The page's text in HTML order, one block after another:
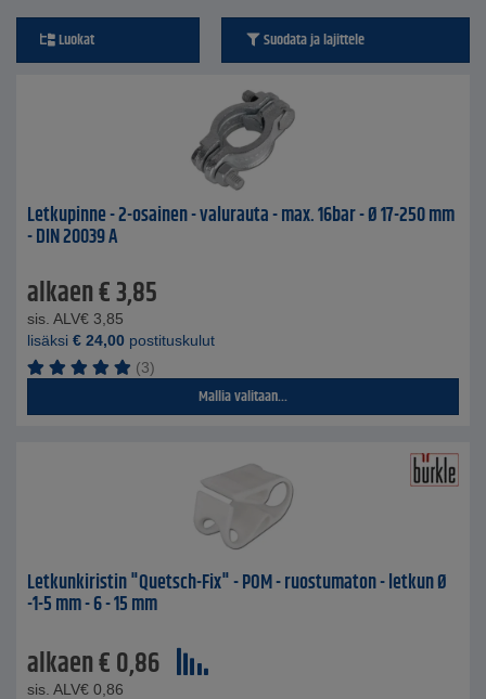
Luokat Suodata ja lajittele
Letkupinne - 2-osainen - valurauta - max. 16bar - Ø 17-250 mm
- DIN 20039 A
alkaen€3,85
sis. ALV€ 3,85
lisäksi € 24,00 postituskulut
(3)
Mallia valitaan...
Letkunkiristin "Quetsch-Fix" - POM - ruostumaton - letkun Ø
-1-5 mm - 6 - 15 mm
alkaen€0,86
sis. ALV€ 0,86